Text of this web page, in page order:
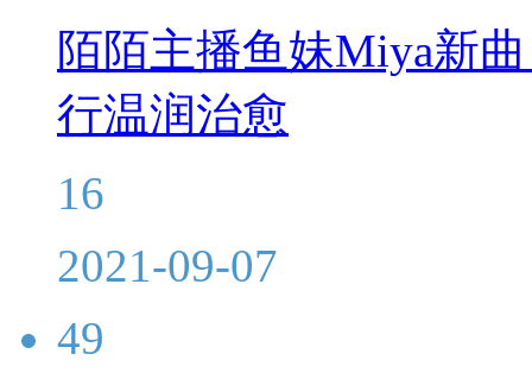
陌陌主播鱼妹Miya新
行温润治愈
16
2021-09-07
49